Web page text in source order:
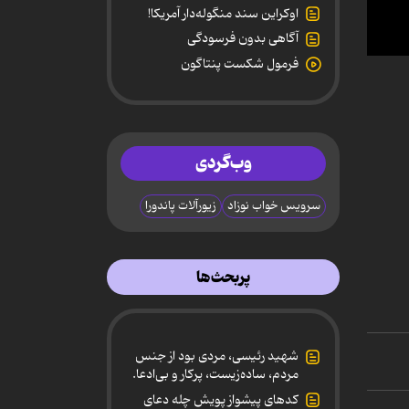
0
اوکراین سند منگوله‌دار آمریکا!
آگاهی بدون فرسودگی
فرمول شکست پنتاگون
وب‌گردی
سرویس خواب نوزاد زیورآلات پاندورا
پربحث‌ها
شهید رئیسی، مردی بود از جنس
مردم، ساده‌زیست، پرکار و بی‌ادعا.
کدهای پیشواز پویش چله دعای